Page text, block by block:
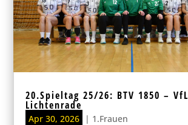
20.Spieltag 25/26: BTV 1850 – VfL
Lichtenrade
Apr 30, 2026 | 1.Frauen